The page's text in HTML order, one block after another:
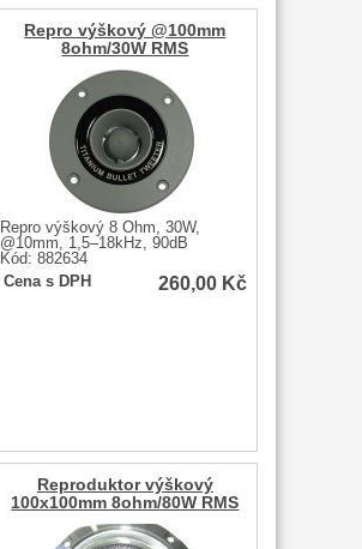
Repro výškový @100mm
8ohm/30W RMS
Repro výškový 8 Ohm, 30W,
@10mm, 1,5–18kHz, 90dB
Kód: 882634
Cena s DPH
260,00 Kč
Reproduktor výškový
100x100mm 8ohm/80W RMS